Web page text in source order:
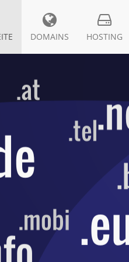
DOMAINS HOSTING